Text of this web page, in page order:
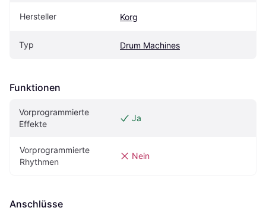
Hersteller Korg
Typ Drum Machines
Funktionen
Vorprogrammierte
Effekte
Ja
Vorprogrammierte
Rhythmen
Nein
Anschlüsse